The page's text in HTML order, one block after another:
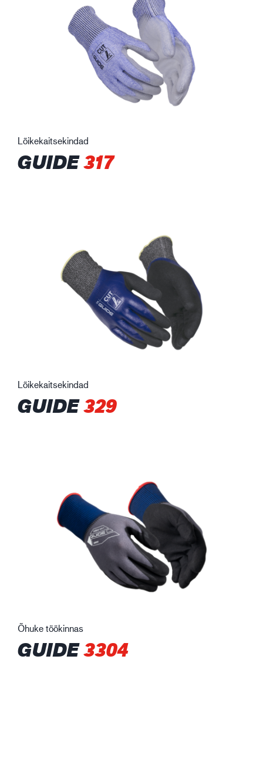
Lõikekaitsekindad
GUIDE317
Lõikekaitsekindad
GUIDE329
Õhuke töökinnas
GUIDE3304